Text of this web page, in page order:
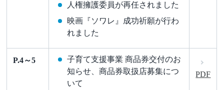
人権擁護委員が再任されました
映画『ソワレ』成功祈願が行わ
れました
P.4～5
子育て支援事業 商品券交付のお
知らせ、商品券取扱店募集につ
いて
PDF